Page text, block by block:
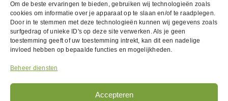
Om de beste ervaringen te bieden, gebruiken wij technologieën zoals
cookies om informatie over je apparaat op te slaan en/of te raadplegen.
Door in te stemmen met deze technologieën kunnen wij gegevens zoals
surfgedrag of unieke ID's op deze site verwerken. Als je geen
toestemming geeft of uw toestemming intrekt, kan dit een nadelige
invloed hebben op bepaalde functies en mogelijkheden.
Beheer diensten
Accepteren
Donderdag:09:30 t/m 17:00
Vrijdag:09:30 t/m 17:00
Zaterdag:09:30 t/m 17:00
Zondag: gesloten
Volg ons